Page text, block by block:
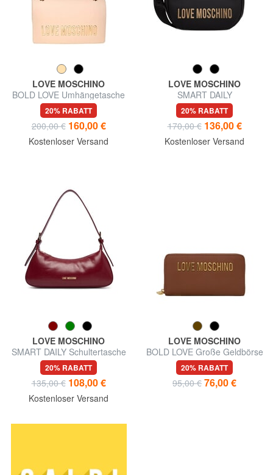
LOVE MOSCHINO
BOLD LOVE Umhängetasche
20% RABATT
200,00 € 160,00 €
Kostenloser Versand
LOVE MOSCHINO
SMART DAILY
Umhängetasche
20% RABATT
170,00 € 136,00 €
Kostenloser Versand
LOVE MOSCHINO
SMART DAILY Schultertasche
mit Schultergurt
20% RABATT
135,00 € 108,00 €
Kostenloser Versand
LOVE MOSCHINO
BOLD LOVE Große Geldbörse
mit Reißverschluss
20% RABATT
95,00 € 76,00 €